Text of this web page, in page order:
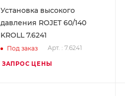
Установка высокого
давления ROJET 60/140
KROLL 7.6241
Под заказ Арт. : 7.6241
ЗАПРОС ЦЕНЫ